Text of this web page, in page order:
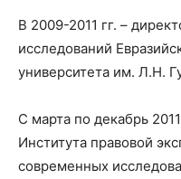
В 2009-2011 гг. –
исследований
университета им. Л.Н.
С марта по декабрь
Института правовой
современных